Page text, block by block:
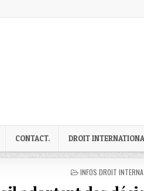
CONTACT. DROIT
POSTED
INFOS DROIT